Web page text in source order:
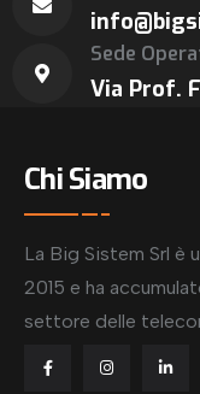
Sede
Via Prof.
Chi Siamo
La Big Sistem Srl è
2015 e ha
settore delle